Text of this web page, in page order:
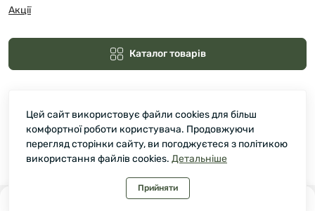
0
Акції
Каталог товарів
Зелмарт © 2026
Цей сайт використовує файли cookies для більш
комфортної роботи користувача. Продовжуючи
перегляд сторінки сайту, ви погоджуєтеся з політикою
використання файлів cookies. Детальніше
Прийняти